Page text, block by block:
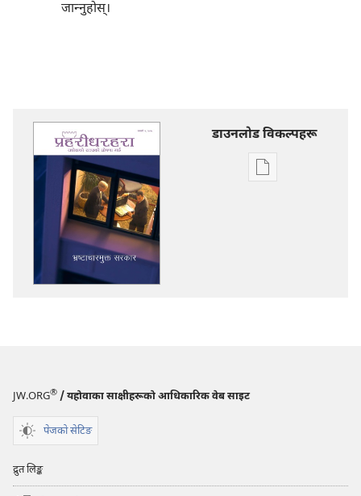
जान्‍नुहोस्‌।
डाउनलोड विकल्पहरू
प्रकाशन
JW.ORG® / यहोवाका साक्षीहरूको आधिकारिक वेब साइट
पेजको सेटिङ
द्रुत लिङ्क